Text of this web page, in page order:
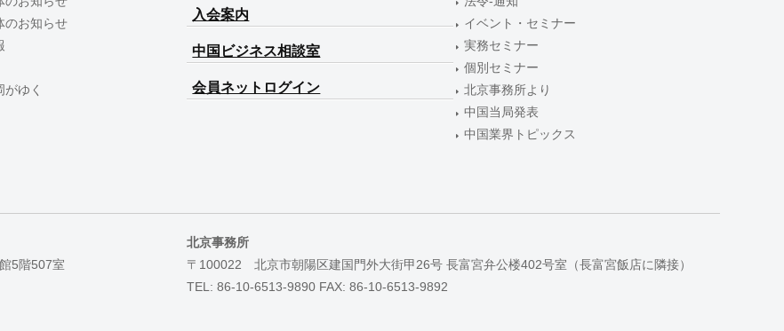
のお知らせ
ゆく
入会案内
中国ビジネス相談室
会員ネットログイン
イベント・セミナー
実務セミナー
個別セミナー
北京事務所より
中国当局発表
中国業界トピックス
5階507室
北京事務所
〒100022 北京市朝陽区建国門外大街甲26号 長富宮弁公楼402号室（長富宮飯店に隣接）
TEL: 86-10-6513-9890 FAX: 86-10-6513-9892